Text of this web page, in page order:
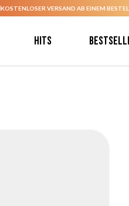
KOSTENLOSER VERSAND AB EINEM
Hits